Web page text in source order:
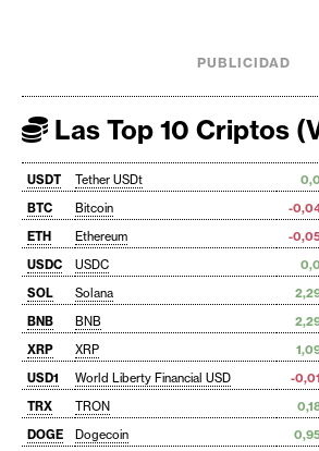
PUBLICIDAD
Las Top 10 Criptos
USDT Tether USDt
BTC
Bitcoin -
ETH
Ethereum -
USDC
USDC
SOL
Solana
BNB
BNB
XRP
XRP
USD1
World Liberty Financial USD -
TRX
TRON
DOGE
Dogecoin